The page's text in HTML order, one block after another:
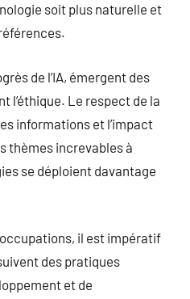
soit plus naturelle et
de l’IA, émergent des
l’éthique. Le respect de la
informations et l’impact
thèmes increvables à
se déploient davantage
il est impératif
des pratiques
et de